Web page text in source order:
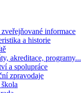
informace
a historie
akreditace, programy...
a spolupráce
zpravodaje